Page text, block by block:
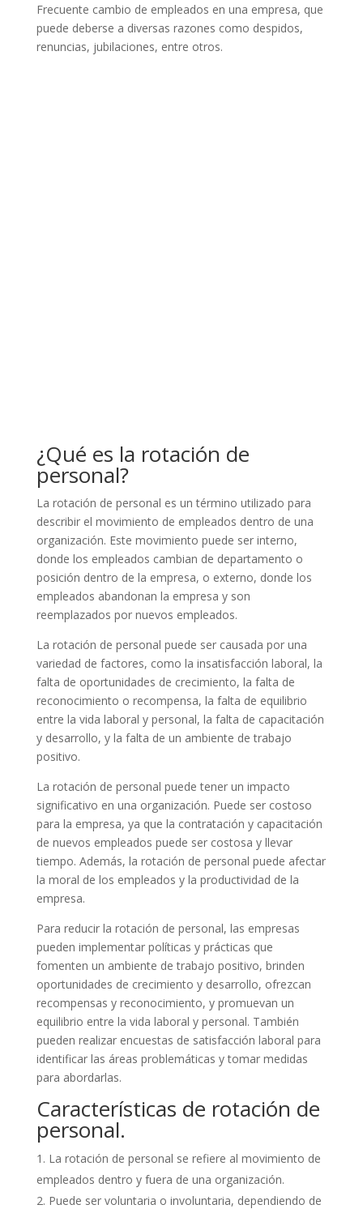
Frecuente cambio de empleados en una empresa, que
puede deberse a diversas razones como despidos,
renuncias, jubilaciones, entre otros.
¿Qué es la rotación de
personal?
La rotación de personal es un término utilizado para
describir el movimiento de empleados dentro de una
organización. Este movimiento puede ser interno,
donde los empleados cambian de departamento o
posición dentro de la empresa, o externo, donde los
empleados abandonan la empresa y son
reemplazados por nuevos empleados.
La rotación de personal puede ser causada por una
variedad de factores, como la insatisfacción laboral, la
falta de oportunidades de crecimiento, la falta de
reconocimiento o recompensa, la falta de equilibrio
entre la vida laboral y personal, la falta de capacitación
y desarrollo, y la falta de un ambiente de trabajo
positivo.
La rotación de personal puede tener un impacto
significativo en una organización. Puede ser costoso
para la empresa, ya que la contratación y capacitación
de nuevos empleados puede ser costosa y llevar
tiempo. Además, la rotación de personal puede afectar
la moral de los empleados y la productividad de la
empresa.
Para reducir la rotación de personal, las empresas
pueden implementar políticas y prácticas que
fomenten un ambiente de trabajo positivo, brinden
oportunidades de crecimiento y desarrollo, ofrezcan
recompensas y reconocimiento, y promuevan un
equilibrio entre la vida laboral y personal. También
pueden realizar encuestas de satisfacción laboral para
identificar las áreas problemáticas y tomar medidas
para abordarlas.
Características de rotación de
personal.
La rotación de personal se refiere al movimiento de
empleados dentro y fuera de una organización.
Puede ser voluntaria o involuntaria, dependiendo de